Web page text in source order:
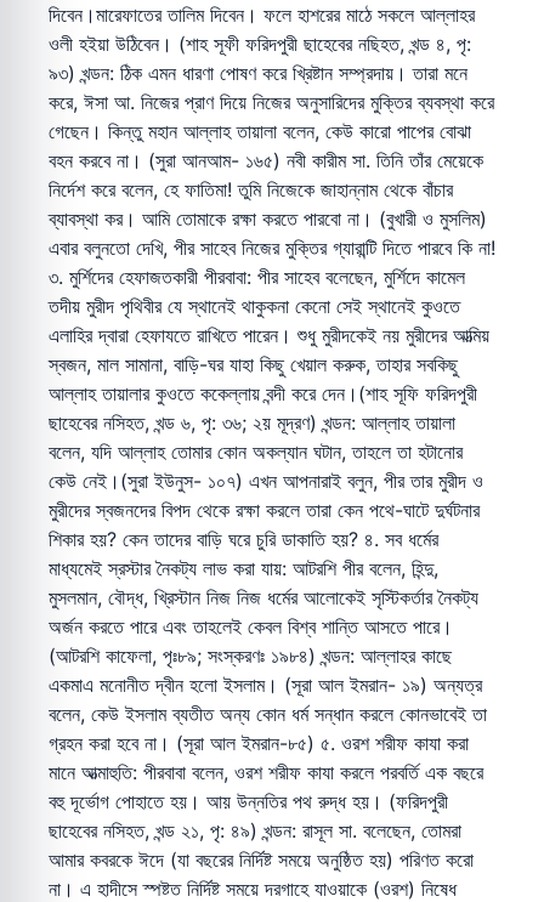
দিবেন।মারেফাতের তালিম দিবেন। ফলে হাশরের মাঠে সকলে আল্লাহর
ওলী হইয়া উঠিবেন। (শাহ সূফী ফরিদপুরী ছাহেবের নছিহত, খন্ড ৪, পৃ:
৯৩) খন্ডন: ঠিক এমন ধারণা পোষণ করে খ্রিষ্টান সম্প্রদায়। তারা মনে
করে, ঈসা আ. নিজের প্রাণ দিয়ে নিজের অনুসারিদের মুক্তির ব্যবস্থা করে
গেছেন। কিন্তু মহান আল্লাহ তায়ালা বলেন, কেউ কারো পাপের বোঝা
বহন করবে না। (সুরা আনআম- ১৬৫) নবী কারীম সা. তিনি তাঁর মেয়েকে
নির্দেশ করে বলেন, হে ফাতিমা! তুমি নিজেকে জাহান্নাম থেকে বাঁচার
ব্যাবস্থা কর। আমি তোমাকে রক্ষা করতে পারবো না। (বুখারী ও মুসলিম)
এবার বলুনতো দেখি, পীর সাহেব নিজের মুক্তির গ্যারান্টি দিতে পারবে কি না!
৩. মুর্শিদের হেফাজতকারী পীরবাবা: পীর সাহেব বলেছেন, মুর্শিদে কামেল
তদীয় মুরীদ পৃথিবীর যে স্থানেই থাকুকনা কেনো সেই স্থানেই কুওতে
এলাহির দ্বারা হেফাযতে রাখিতে পারেন। শুধু মুরীদকেই নয় মুরীদের আত্মিয়
স্বজন, মাল সামানা, বাড়ি-ঘর যাহা কিছু খেয়াল করুক, তাহার সবকিছু
আল্লাহ তায়ালার কুওতে ককেল্লায় বন্দী করে দেন।(শাহ সূফি ফরিদপুরী
ছাহেবের নসিহত, খন্ড ৬, পৃ: ৩৬; ২য় মূদ্রণ) খন্ডন: আল্লাহ তায়ালা
বলেন, যদি আল্লাহ তোমার কোন অকল্যান ঘটান, তাহলে তা হটানোর
কেউ নেই।(সুরা ইউনুস- ১০৭) এখন আপনারাই বলুন, পীর তার মুরীদ ও
মুরীদের স্বজনদের বিপদ থেকে রক্ষা করলে তারা কেন পথে-ঘাটে দুর্ঘটনার
শিকার হয়? কেন তাদের বাড়ি ঘরে চুরি ডাকাতি হয়? ৪. সব ধর্মের
মাধ্যমেই স্রস্টার নৈকট্য লাভ করা যায়: আটরশি পীর বলেন, হিন্দু,
মুসলমান, বৌদ্ধ, খ্রিস্টান নিজ নিজ ধর্মের আলোকেই সৃস্টিকর্তার নৈকট্য
অর্জন করতে পারে এবং তাহলেই কেবল বিশ্ব শান্তি আসতে পারে।
(আটরশি কাফেলা, পৃঃ৮৯; সংস্করণঃ ১৯৮৪) খন্ডন: আল্লাহর কাছে
একমাএ মনোনীত দ্বীন হলো ইসলাম। (সূরা আল ইমরান- ১৯) অন্যত্র
বলেন, কেউ ইসলাম ব্যতীত অন্য কোন ধর্ম সন্ধান করলে কোনভাবেই তা
গ্রহন করা হবে না। (সূরা আল ইমরান-৮৫) ৫. ওরশ শরীফ কাযা করা
মানে আত্মাহুতি: পীরবাবা বলেন, ওরশ শরীফ কাযা করলে পরবর্তি এক বছরে
বহু দূর্ভোগ পোহাতে হয়। আয় উন্নতির পথ রুদ্ধ হয়। (ফরিদপুরী
ছাহেবের নসিহত, খন্ড ২১, পৃ: ৪৯) খন্ডন: রাসূল সা. বলেছেন, তোমরা
আমার কবরকে ঈদে (যা বছরের নির্দিষ্ট সময়ে অনুষ্ঠিত হয়) পরিণত করো
না। এ হাদীসে স্পষ্টত নির্দিষ্ট সময়ে দরগাহে যাওয়াকে (ওরশ) নিষেধ